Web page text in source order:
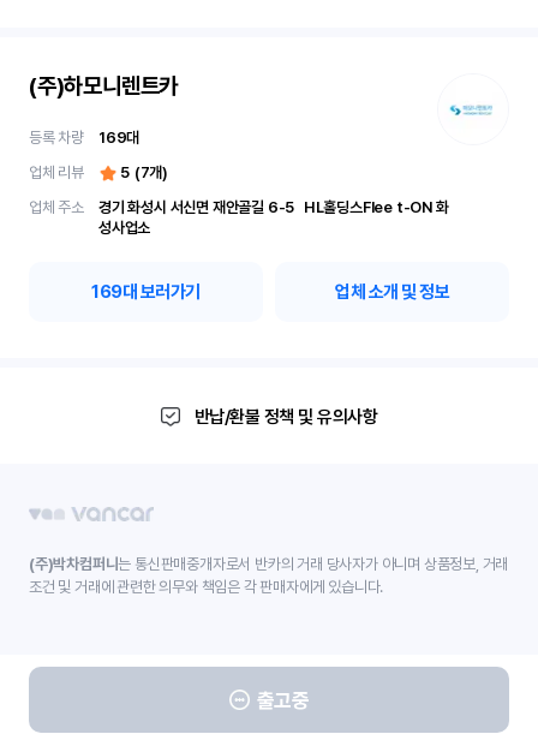
(주)하모니렌트카
등록 차량 169대
업체 리뷰
5 (7개)
업체 주소
경기 화성시 서신면 재안골길 6-5	 HL홀딩스Flee t-ON 화
성사업소
169대 보러가기 업체 소개 및 정보
반납/환불 정책 및 유의사항
출고중
(주)박차컴퍼니는 통신판매중개자로서 반카의 거래 당사자가 아니며 상품정보, 거래
조건 및 거래에 관련한 의무와 책임은 각 판매자에게 있습니다.